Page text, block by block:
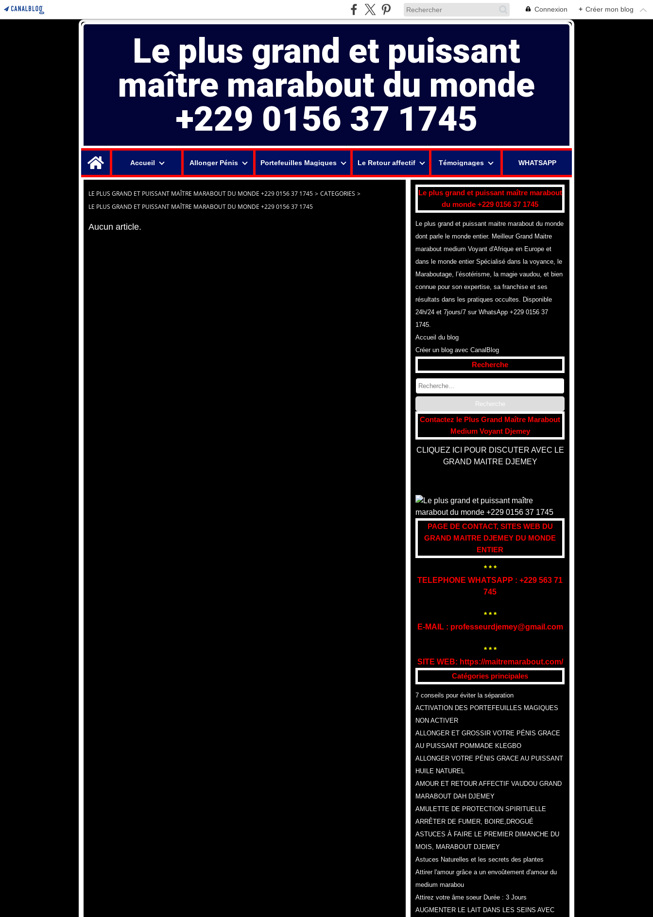
Connexion + Créer mon blog
Le plus grand et puissant
maître marabout du monde
+229 0156 37 1745
Accueil
Allonger Pénis Portefeuilles Magiques Le Retour affectif Témoignages WHATSAPP
LE PLUS GRAND ET PUISSANT MAÎTRE MARABOUT DU MONDE +229 0156 37 1745 > CATEGORIES >
LE PLUS GRAND ET PUISSANT MAÎTRE MARABOUT DU MONDE +229 0156 37 1745
Aucun article.
Le plus grand et puissant maître marabout
du monde +229 0156 37 1745
Le plus grand et puissant maitre marabout du monde
dont parle le monde entier. Meilleur Grand Maitre
marabout medium Voyant d'Afrique en Europe et
dans le monde entier Spécialisé dans la voyance, le
Maraboutage, l’ésotérisme, la magie vaudou, et bien
connue pour son expertise, sa franchise et ses
résultats dans les pratiques occultes. Disponible
24h/24 et 7jours/7 sur WhatsApp +229 0156 37
1745.
Accueil du blog
Créer un blog avec CanalBlog
Recherche
Contactez le Plus Grand Maître Marabout
Medium Voyant Djemey
CLIQUEZ ICI POUR DISCUTER AVEC LE
GRAND MAITRE DJEMEY
PAGE DE CONTACT, SITES WEB DU
GRAND MAITRE DJEMEY DU MONDE
ENTIER
* * *
TELEPHONE WHATSAPP : +229 563 71
745
* * *
E-MAIL : professeurdjemey@gmail.com
* * *
SITE WEB: https://maitremarabout.com/
Catégories principales
7 conseils pour éviter la séparation
ACTIVATION DES PORTEFEUILLES MAGIQUES
NON ACTIVER
ALLONGER ET GROSSIR VOTRE PÉNIS GRACE
AU PUISSANT POMMADE KLEGBO
ALLONGER VOTRE PÉNIS GRACE AU PUISSANT
HUILE NATUREL
AMOUR ET RETOUR AFFECTIF VAUDOU GRAND
MARABOUT DAH DJEMEY
AMULETTE DE PROTECTION SPIRITUELLE
ARRÊTER DE FUMER, BOIRE,DROGUÉ
ASTUCES À FAIRE LE PREMIER DIMANCHE DU
MOIS, MARABOUT DJEMEY
Astuces Naturelles et les secrets des plantes
Attirer l'amour grâce a un envoûtement d'amour du
medium marabou
Attirez votre âme soeur Durée : 3 Jours
AUGMENTER LE LAIT DANS LES SEINS AVEC